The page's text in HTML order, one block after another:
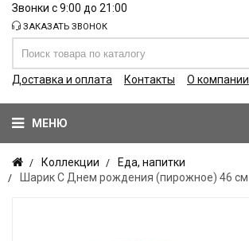
Звонки с 9:00 до 21:00
ЗАКАЗАТЬ ЗВОНОК
Доставка и оплата Контакты О компании
МЕНЮ
Коллекции
Еда, напитки
Шарик С Днем рождения (пирожное) 46 см